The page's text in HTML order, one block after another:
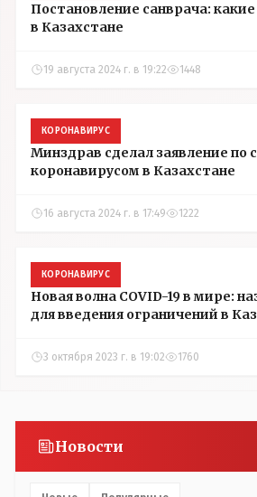
Постановление санврача:
в Казахстане
19 августа 2024 г. в 19:22 1448
КОРОНАВИРУС
Минздрав сделал заявление по
коронавирусом в Казахстане
16 августа 2024 г. в 17:49 1222
КОРОНАВИРУС
Новая волна COVID-19 в мире:
для введения ограничений в
3 октября 2023 г. в 19:02 1760
Новости